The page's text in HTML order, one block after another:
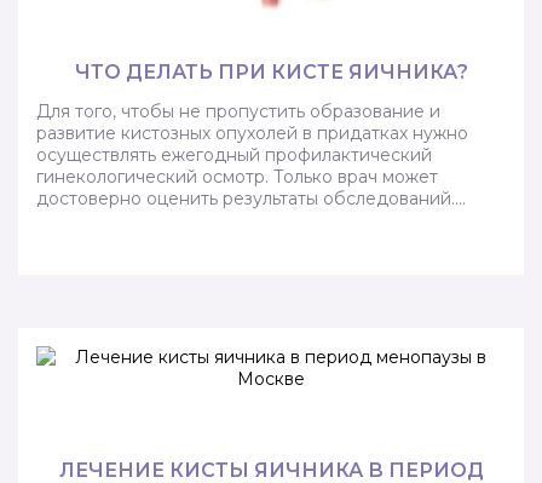
ЧТО ДЕЛАТЬ ПРИ КИСТЕ ЯИЧНИКА?
Для того, чтобы не пропустить образование и
развитие кистозных опухолей в придатках нужно
осуществлять ежегодный профилактический
гинекологический осмотр. Только врач может
достоверно оценить результаты обследований….
ЛЕЧЕНИЕ КИСТЫ ЯИЧНИКА В ПЕРИОД